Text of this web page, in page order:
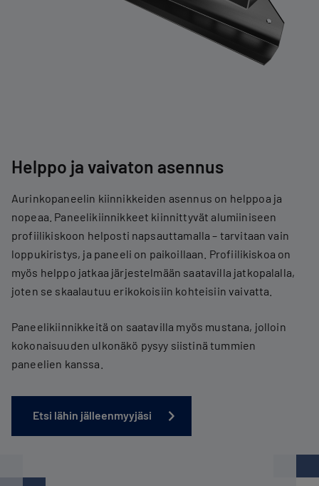
Helppo ja vaivaton asennus
Aurinkopaneelin kiinnikkeiden asennus on helppoa ja
nopeaa. Paneelikiinnikkeet kiinnittyvät alumiiniseen
profiilikiskoon helposti napsauttamalla – tarvitaan vain
loppukiristys, ja paneeli on paikoillaan. Profiilikiskoa on
myös helppo jatkaa järjestelmään saatavilla jatkopalalla,
joten se skaalautuu erikokoisiin kohteisiin vaivatta.
Paneelikiinnikkeitä on saatavilla myös mustana, jolloin
kokonaisuuden ulkonäkö pysyy siistinä tummien
paneelien kanssa.
Etsi lähin jälleenmyyjäsi